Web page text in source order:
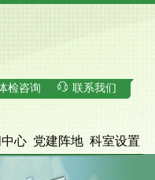
检咨询 联系我们
心 党建阵地 科室设置